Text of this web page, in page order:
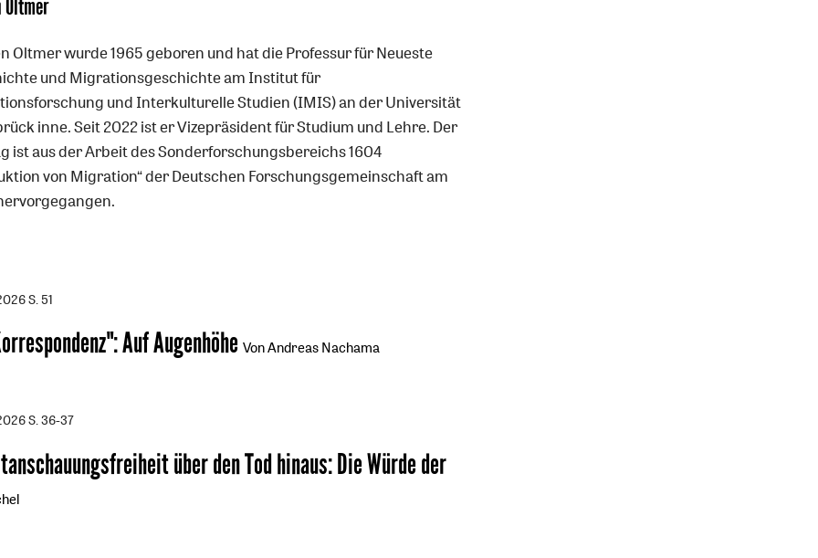
Oltmer
Oltmer wurde 1965 geboren und hat die Professur für Neueste
und Migrationsgeschichte am Institut für
und Interkulturelle Studien (IMIS) an der Universität
inne. Seit 2022 ist er Vizepräsident für Studium und Lehre. Der
ist aus der Arbeit des Sonderforschungsbereichs 1604
von Migration“ der Deutschen Forschungsgemeinschaft am
S. 51
:Auf Augenhöhe Von Andreas Nachama
S. 36-37
über den Tod hinaus:Die Würde der